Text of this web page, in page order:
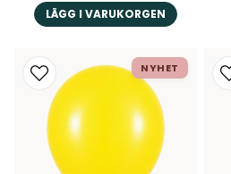
LÄGG I VARUKORGEN
NYHET